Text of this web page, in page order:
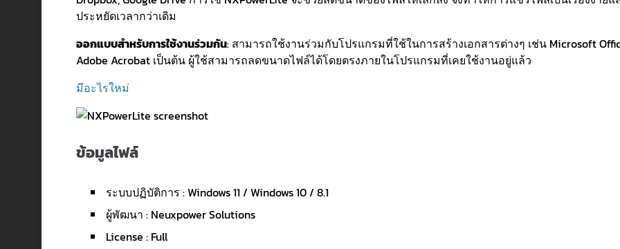
ประหยัดเวลากว่าเดิม
ออกแบบสำหรับการใช้งานร่วมกัน: สามารถใช้งานร่วมกับโปรแกรมที่ใช้ในการสร้างเอกสารต่างๆ เช่น Microsoft
Adobe Acrobat เป็นต้น ผู้ใช้สามารถลดขนาดไฟล์ได้โดยตรงภายในโปรแกรมที่เคยใช้งานอยู่แล้ว
มีอะไรใหม่
ข้อมูลไฟล์
ระบบปฏิบัติการ : Windows 11 / Windows 10 / 8.1
ผู้พัฒนา : Neuxpower Solutions
License : Full